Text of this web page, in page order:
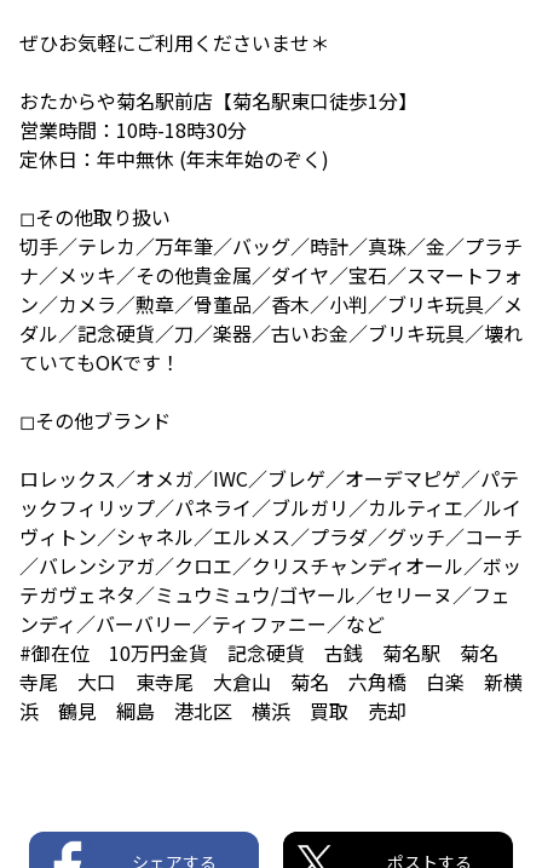
ぜひお気軽にご利用くださいませ＊
おたからや菊名駅前店【菊名駅東口徒歩1分】
営業時間：10時-18時30分
定休日：年中無休 (年末年始のぞく)
◻︎その他取り扱い
切手／テレカ／万年筆／バッグ／時計／真珠／金／プラチ
ナ／メッキ／その他貴金属／ダイヤ／宝石／スマートフォ
ン／カメラ／勲章／骨董品／香木／小判／ブリキ玩具／メ
ダル／記念硬貨／刀／楽器／古いお金／ブリキ玩具／壊れ
ていてもOKです！
◻︎その他ブランド
ロレックス／オメガ／IWC／ブレゲ／オーデマピゲ／パテ
ックフィリップ／パネライ／ブルガリ／カルティエ／ルイ
ヴィトン／シャネル／エルメス／プラダ／グッチ／コーチ
／バレンシアガ／クロエ／クリスチャンディオール／ボッ
テガヴェネタ／ミュウミュウ/ゴヤール／セリーヌ／フェ
ンディ／バーバリー／ティファニー／など
#御在位 10万円金貨 記念硬貨 古銭 菊名駅 菊名
寺尾 大口 東寺尾 大倉山 菊名 六角橋 白楽 新横
浜 鶴見 綱島 港北区 横浜 買取 売却
シェアする ポストする